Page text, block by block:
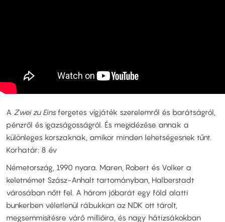
A Zwei zu Einsfergetes vígjáték szerelemről és barátságról,
pénzről és igazságosságról. És megidézése annak a
különleges korszaknak, amikor minden lehetségesnek tűnt.
Korhatár: 8 év
Németország, 1990 nyara. Maren, Robert és Volker a
keletnémet Szász-Anhalt tartományban, Halberstadt
városában nőtt fel. A három jóbarát egy föld alatti
bunkerben véletlenül rábukkan az NDK ott tárolt,
megsemmisítésre váró millióira, és nagy hátizsákokban